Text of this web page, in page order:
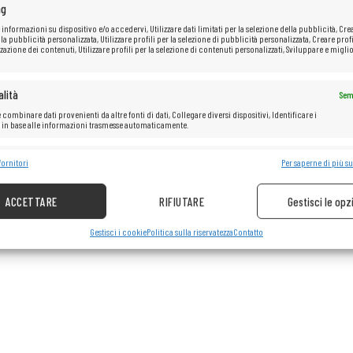
su dispositivo e/o accedervi, Utilizzare dati limitati per la selezione della pubblicità,
pubblicità personalizzata, Utilizzare profili per la selezione di pubblicità personalizzata, Creare
dei contenuti, Utilizzare profili per la selezione di contenuti personalizzati, Sviluppare e
combinare dati provenienti da altre fonti di dati, Collegare diversi dispositivi, Identificare i
base alle informazioni trasmesse automaticamente.
la sicurezza, prevenire e rilevare frodi, correggere errori, Erogare e
fornitori Per saperne di più
ACCETTARE RIFIUTARE Gestisci le
Gestisci i cookiePolitica sulla riservatezzaContatto